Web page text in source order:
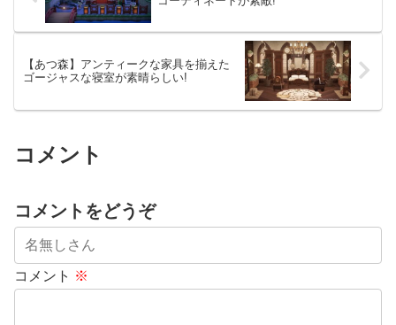
【あつ森】アンティークな家具を揃えた
ゴージャスな寝室が素晴らしい!
コメント
コメントをどうぞ
コメント ※